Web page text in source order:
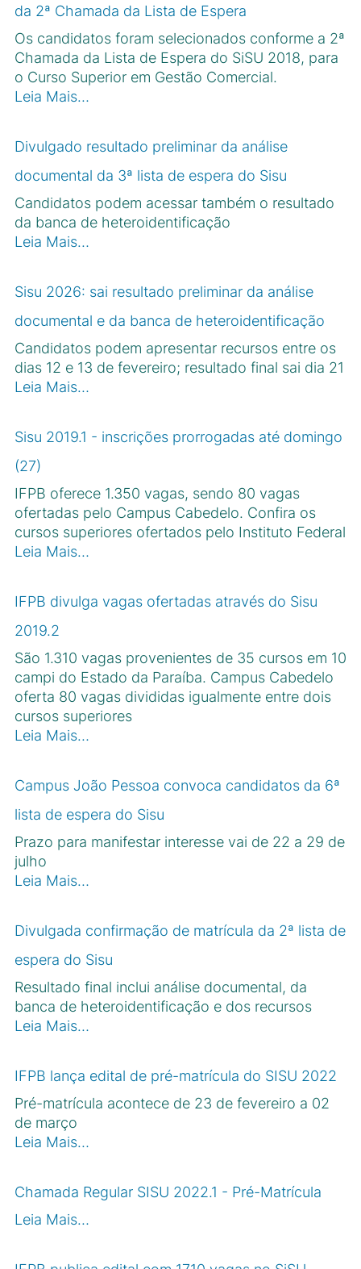
da 2ª Chamada da Lista de Espera
Os candidatos foram selecionados conforme a 2ª
Chamada da Lista de Espera do SiSU 2018, para
o Curso Superior em Gestão Comercial.
Leia Mais…
Divulgado resultado preliminar da análise
documental da 3ª lista de espera do Sisu
Candidatos podem acessar também o resultado
da banca de heteroidentificação
Leia Mais…
Sisu 2026: sai resultado preliminar da análise
documental e da banca de heteroidentificação
Candidatos podem apresentar recursos entre os
dias 12 e 13 de fevereiro; resultado final sai dia 21
Leia Mais…
Sisu 2019.1 - inscrições prorrogadas até domingo
(27)
IFPB oferece 1.350 vagas, sendo 80 vagas
ofertadas pelo Campus Cabedelo. Confira os
cursos superiores ofertados pelo Instituto Federal
Leia Mais…
IFPB divulga vagas ofertadas através do Sisu
2019.2
São 1.310 vagas provenientes de 35 cursos em 10
campi do Estado da Paraíba. Campus Cabedelo
oferta 80 vagas divididas igualmente entre dois
cursos superiores
Leia Mais…
Campus João Pessoa convoca candidatos da 6ª
lista de espera do Sisu
Prazo para manifestar interesse vai de 22 a 29 de
julho
Leia Mais…
Divulgada confirmação de matrícula da 2ª lista de
espera do Sisu
Resultado final inclui análise documental, da
banca de heteroidentificação e dos recursos
Leia Mais…
IFPB lança edital de pré-matrícula do SISU 2022
Pré-matrícula acontece de 23 de fevereiro a 02
de março
Leia Mais…
Chamada Regular SISU 2022.1 - Pré-Matrícula
Leia Mais…